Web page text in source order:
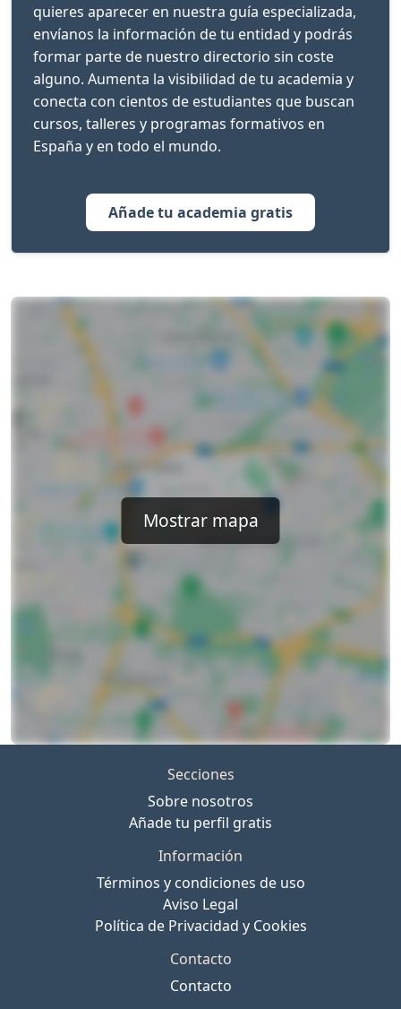
quieres aparecer en nuestra guía especializada,
envíanos la información de tu entidad y podrás
formar parte de nuestro directorio sin coste
alguno. Aumenta la visibilidad de tu academia y
conecta con cientos de estudiantes que buscan
cursos, talleres y programas formativos en
España y en todo el mundo.
Añade tu academia gratis
Mostrar mapa
Secciones
Sobre nosotros
Añade tu perfil gratis
Información
Términos y condiciones de uso
Aviso Legal
Política de Privacidad y Cookies
Contacto
Contacto